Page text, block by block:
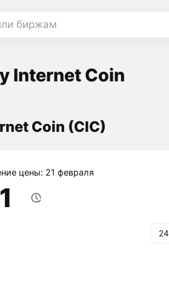
биржам
Internet Coin
Coin (CIC)
цены: 21 февраля